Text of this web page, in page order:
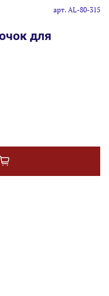
арт. AL-80-315
для